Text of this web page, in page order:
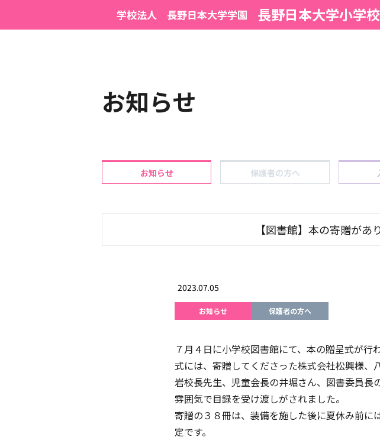
学校法人 長野日本大学学園 長野日本大学小学校
お知らせ
お知らせ 保護者の方へ
【図書館】本の寄贈があ
2023.07.05
お知らせ 保護者の方へ
７月４日に小学校図書館にて、本の贈呈式が行
式には、寄贈してくださった株式会社松興様、
岩校長先生、児童会長の井堀さん、図書委員長
雰囲気で目録を受け渡しがされました。
寄贈の３８冊は、装備を施した後に夏休み前に
定です。